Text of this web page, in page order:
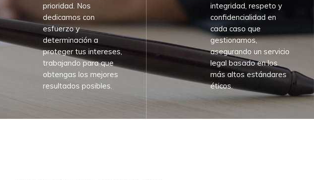
prioridad. Nos
dedicamos con
esfuerzo y
determinación a
proteger tus intereses,
trabajando para que
obtengas los mejores
resultados posibles.
integridad, respeto y
confidencialidad en
cada caso que
gestionamos,
asegurando un servicio
legal basado en los
más altos estándares
éticos.